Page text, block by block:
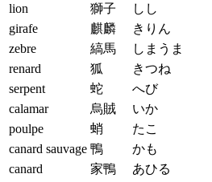
lion
獅子 しし
girafe
麒麟 きりん
zebre
縞馬 しまうま
renard
狐 きつね
serpent
蛇 へび
calamar
烏賊 いか
poulpe
蛸 たこ
canard sauvage 鴨 かも
canard
家鴨 あひる